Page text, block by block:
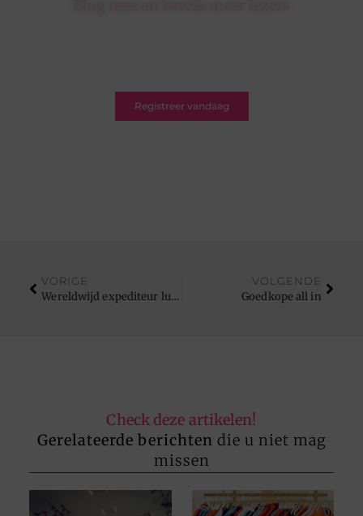
Registreer vandaag
VORIGE
Wereldwijd expediteur luchtvracht Ritra
VOLGENDE
Goedkope all in
Check deze artikelen!
Gerelateerde berichten die u niet mag
missen